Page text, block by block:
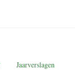
Jaarverslagen